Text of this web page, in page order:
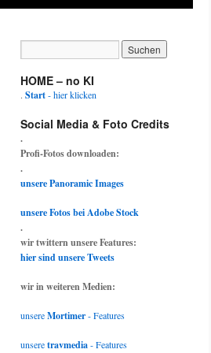
HOME – no KI
. Start- hier klicken
Social Media & Foto Credits
.
Profi-Fotos downloaden:
.
unsere Panoramic Images
unsere Fotos bei Adobe Stock
.
wir twittern unsere Features:
hier sind unsere Tweets
wir in weiteren Medien:
unsereMortimer- Features
unseretravmedia- Features